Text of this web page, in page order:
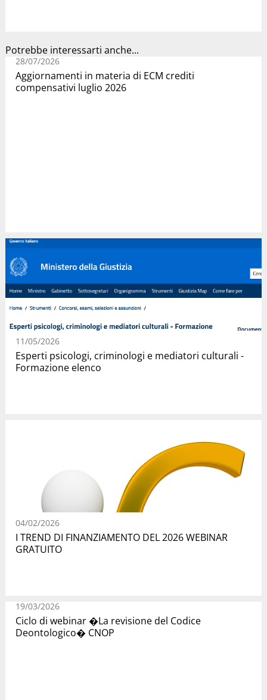
Potrebbe interessarti anche...
28/07/2026
Aggiornamenti in materia di ECM crediti
compensativi luglio 2026
11/05/2026
Esperti psicologi, criminologi e mediatori culturali -
Formazione elenco
04/02/2026
I TREND DI FINANZIAMENTO DEL 2026 WEBINAR
GRATUITO
19/03/2026
Ciclo di webinar �La revisione del Codice
Deontologico� CNOP